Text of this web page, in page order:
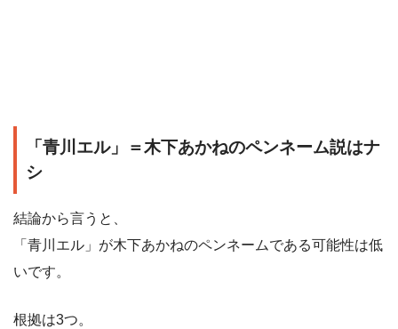
「青川エル」＝木下あかねのペンネーム説はナ
シ
結論から言うと、
「青川エル」が木下あかねのペンネームである可能性は低
いです。
根拠は3つ。